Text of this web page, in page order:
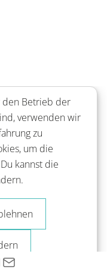
suivante
den Betrieb der
verwenden wir
zu
um die
kannst die